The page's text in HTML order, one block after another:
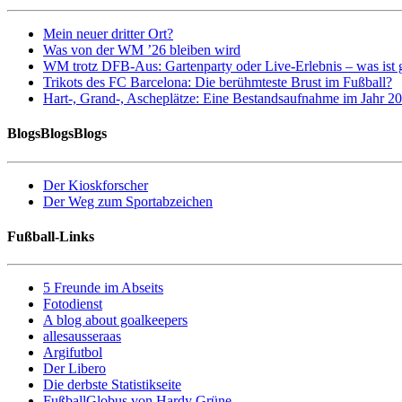
Mein neuer dritter Ort?
Was von der WM ’26 bleiben wird
WM trotz DFB-Aus: Gartenparty oder Live-Erlebnis – was ist
Trikots des FC Barcelona: Die berühmteste Brust im Fußball?
Hart-, Grand-, Ascheplätze: Eine Bestandsaufnahme im Jahr
BlogsBlogsBlogs
Der Kioskforscher
Der Weg zum Sportabzeichen
Fußball-Links
5 Freunde im Abseits
Fotodienst
A blog about goalkeepers
allesausseraas
Argifutbol
Der Libero
Die derbste Statistikseite